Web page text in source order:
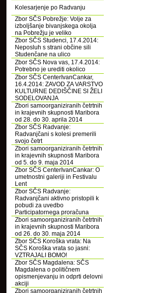
Kolesarjenje po Radvanju
Zbor SČS Pobrežje: Volje za
izboljšanje bivanjskega okolja
na Pobrežju je veliko
Zbor SČS Studenci, 17.4.2014:
Neposluh s strani občine sili
Studenčane na ulico
Zbor SČS Nova vas, 17.4.2014:
Potrebno je urediti okolico
Zbor SČS CenterIvanCankar,
16.4.2014: ZAVOD ZA VARSTVO
KULTURNE DEDIŠČINE SI ŽELI
SODELOVANJA
Zbori samoorganiziranih četrtnih
in krajevnih skupnosti Maribora
od 28. do 30. aprila 2014
Zbor SČS Radvanje:
Radvanjčani s kolesi premerili
svojo četrt
Zbori samoorganiziranih četrtnih
in krajevnih skupnosti Maribora
od 5. do 9. maja 2014
Zbor SČS CenterIvanCankar: O
umetnostni galeriji in Festivalu
Lent
Zbor SČS Radvanje:
Radvanjčani aktivno pristopili k
pobudi za uvedbo
Participatornega proračuna
Zbori samoorganiziranih četrtnih
in krajevnih skupnosti Maribora
od 26. do 30. maja 2014
Zbor SČS Koroška vrata: Na
SČS Koroška vrata so jasni:
VZTRAJALI BOMO!
Zbor SČS Magdalena: SČS
Magdalena o političnem
opismenjevanju in odprti delovni
akciji
Zbori samoorganiziranih četrtnih